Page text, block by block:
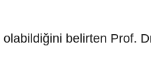
belirten Prof.